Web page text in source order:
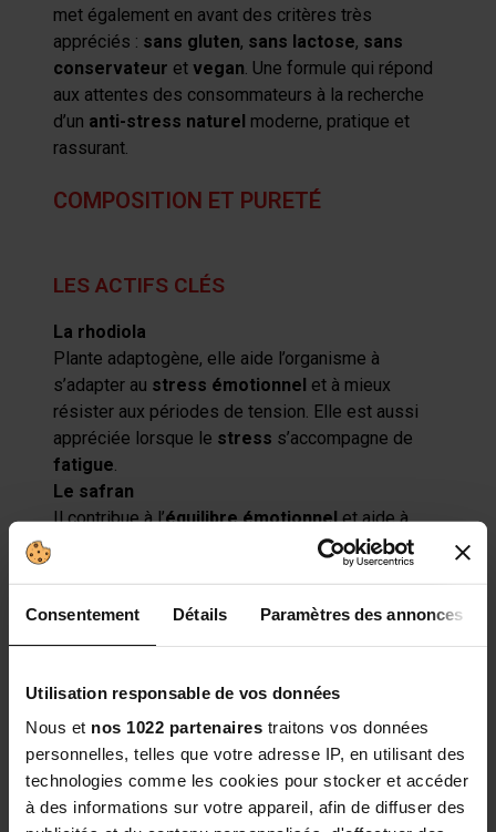
Consentement Détails Paramètres des annonces
Utilisation responsable de vos données
Nous et nos 1022 partenaires traitons vos données
personnelles, telles que votre adresse IP, en utilisant des
technologies comme les cookies pour stocker et accéder
à des informations sur votre appareil, afin de diffuser des
met également en avant des critères très
appréciés : sans gluten, sans lactose, sans
conservateur et vegan. Une formule qui répond
aux attentes des consommateurs à la recherche
d’un anti-stress naturel moderne, pratique et
rassurant.
COMPOSITION ET PURETÉ
LES ACTIFS CLÉS
La rhodiola
Plante adaptogène, elle aide l’organisme à
s’adapter au stress émotionnel et à mieux
résister aux périodes de tension. Elle est aussi
appréciée lorsque le stress s’accompagne de
fatigue.
Le safran
Il contribue à l’équilibre émotionnelet aide à
positive. C’est un actif
bien-être
Le ginseng
Traditionnellement utilisé pour soutenir la vitalité,
s’intensifie et que la résistance physique ou
mentale est plus sollicitée.
Le magnésium
Indispensable dans une formuleanti-stress
naturel, il aide à réduire lafatigueet participe au